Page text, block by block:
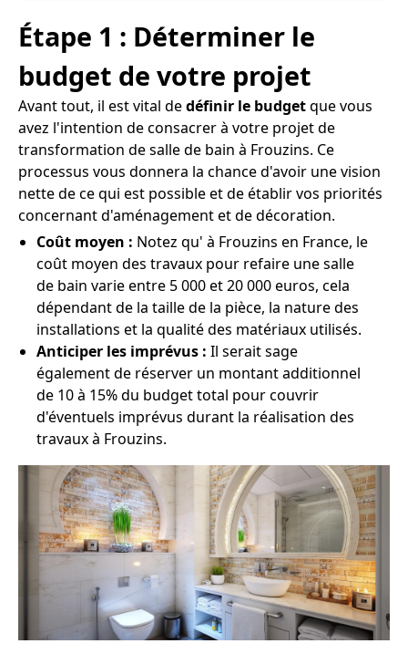
Étape 1 : Déterminer le
budget de votre projet
Avant tout, il est vital dedéfinir le budgetque vous
avez l'intention de consacrer à votre projet de
transformation de salle de bain à Frouzins. Ce
processus vous donnera la chance d'avoir une vision
nette de ce qui est possible et de établir vos priorités
concernant d'aménagement et de décoration.
Coût moyen : Notez qu' à Frouzins en France, le
coût moyen des travaux pour refaire une salle
de bain varie entre 5 000 et 20 000 euros, cela
dépendant de la taille de la pièce, la nature des
installations et la qualité des matériaux utilisés.
Anticiper les imprévus : Il serait sage
également de réserver un montant additionnel
de 10 à 15% du budget total pour couvrir
d'éventuels imprévus durant la réalisation des
travaux à Frouzins.